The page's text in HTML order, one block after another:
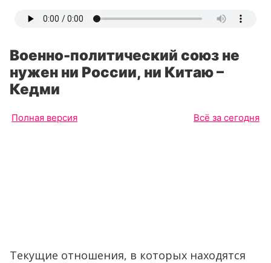
Военно-политический союз не
нужен ни России, ни Китаю –
Кедми
Полная версия Всё за сегодня
Текущие отношения, в которых находятся